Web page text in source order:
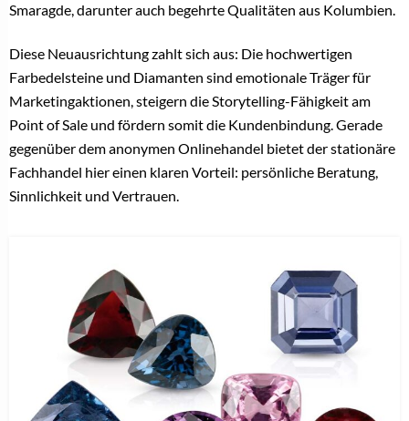
Smaragde, darunter auch begehrte Qualitäten aus Kolumbien.
Diese Neuausrichtung zahlt sich aus: Die hochwertigen
Farbedelsteine und Diamanten sind emotionale Träger für
Marketingaktionen, steigern die Storytelling-Fähigkeit am
Point of Sale und fördern somit die Kundenbindung. Gerade
gegenüber dem anonymen Onlinehandel bietet der stationäre
Fachhandel hier einen klaren Vorteil: persönliche Beratung,
Sinnlichkeit und Vertrauen.